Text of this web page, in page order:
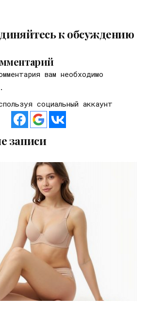
к обсуждению
вам необходимо
.
социальный аккаунт
записи